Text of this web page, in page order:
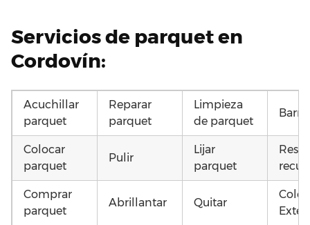
Servicios de parquet en
Cordovín:
Acuchillar
parquet
Reparar
parquet
Limpieza
de parquet
Colocar
parquet
Pulir
Lijar
parquet
Comprar
parquet
Abrillantar Quitar